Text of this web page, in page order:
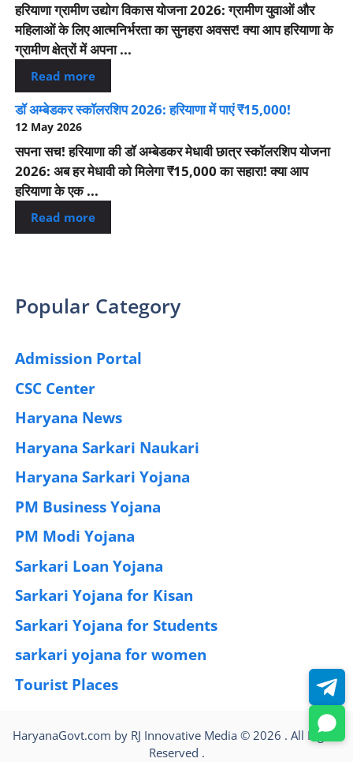
हरियाणा ग्रामीण उद्योग विकास योजना 2026: ग्रामीण युवाओं और
महिलाओं के लिए आत्मनिर्भरता का सुनहरा अवसर! क्या आप हरियाणा के
ग्रामीण क्षेत्रों में अपना ...
Read more
डॉ अम्बेडकर स्कॉलरशिप 2026: हरियाणा में पाएं ₹15,000!
12 May 2026
सपना सच! हरियाणा की डॉ अम्बेडकर मेधावी छात्र स्कॉलरशिप योजना
2026: अब हर मेधावी को मिलेगा ₹15,000 का सहारा! क्या आप
हरियाणा के एक ...
Read more
Popular Category
Admission Portal
CSC Center
Haryana News
Haryana Sarkari Naukari
Haryana Sarkari Yojana
PM Business Yojana
PM Modi Yojana
Sarkari Loan Yojana
Sarkari Yojana for Kisan
Sarkari Yojana for Students
sarkari yojana for women
Tourist Places
HaryanaGovt.com by RJ Innovative Media © 2026 . All Rights
Reserved .